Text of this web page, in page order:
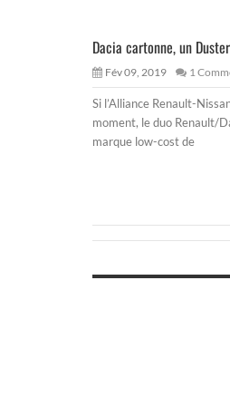
Dacia cartonne, un
Fév 09, 2019 1
Si l’Alliance Renault-
moment, le duo Renault/
marque low-cost de